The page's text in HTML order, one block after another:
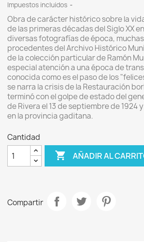
Impuestos incluidos
Obra de carácter histórico sobre la
de las primeras décadas del Siglo XX
diversas fotografías de época,
procedentes del Archivo Histórico
de la colección particular de Ramón
especial atención a una época de
conocida como es el paso de los
se narra la crisis de la Restauración
terminó con el golpe de estado del
de Rivera el 13 de septiembre de 1924
en la provincia gaditana.
Cantidad
 AÑADIR AL
Compartir